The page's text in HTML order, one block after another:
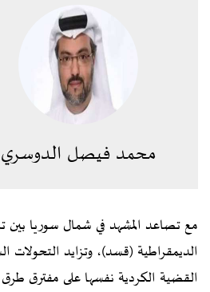
محمد فيصل الدوسري
مع تصاعد المشهد في شمال سوريا بين
الديمقراطية (قسد)، وتزايد
القضية الكردية نفسها على مفترق